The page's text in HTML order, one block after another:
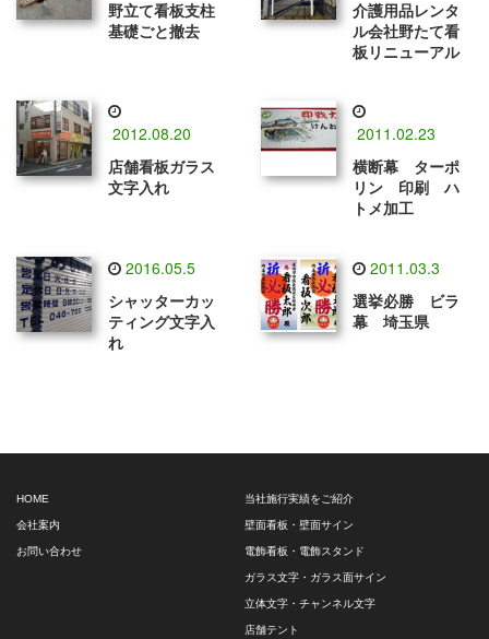
野立て看板支柱
基礎ごと撤去
介護用品レンタ
ル会社野たて看
板リニューアル
2012.08.20
店舗看板ガラス
文字入れ
2011.02.23
横断幕 ターポ
リン 印刷 ハ
トメ加工
2016.05.5
シャッターカッ
ティング文字入
れ
2011.03.3
選挙必勝 ビラ
幕 埼玉県
HOME
会社案内
お問い合わせ
当社施行実績をご紹介
壁面看板・壁面サイン
電飾看板・電飾スタンド
ガラス文字・ガラス面サイン
立体文字・チャンネル文字
店舗テント